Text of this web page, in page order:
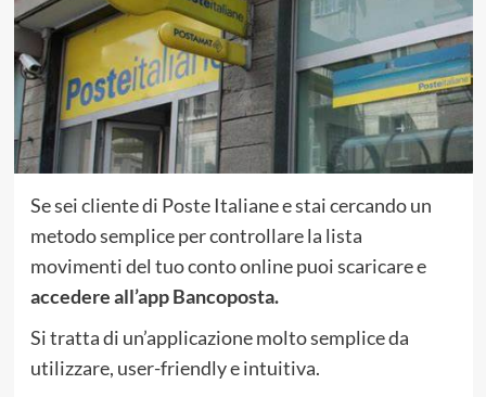
Se sei cliente di Poste Italiane e stai cercando un
metodo semplice per controllare la lista
movimenti del tuo conto online puoi scaricare e
accedere all’app Bancoposta.
Si tratta di un’applicazione molto semplice da
utilizzare, user-friendly e intuitiva.